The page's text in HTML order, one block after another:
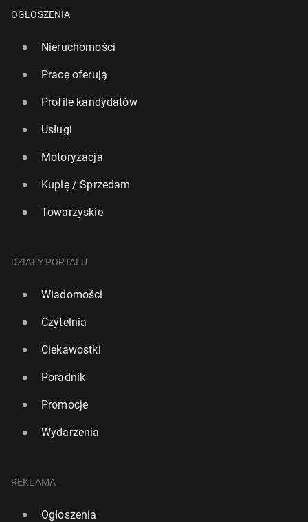
OGŁOSZENIA
Nieruchomości
Pracę oferują
Profile kandydatów
Usługi
Motoryzacja
Kupię / Sprzedam
Towarzyskie
DZIAŁY PORTALU
Wiadomości
Czytelnia
Ciekawostki
Poradnik
Promocje
Wydarzenia
REKLAMA
Ogłoszenia